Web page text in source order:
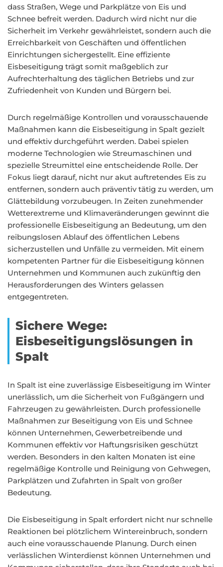
dass Straßen, Wege und Parkplätze von Eis und
Schnee befreit werden. Dadurch wird nicht nur die
Sicherheit im Verkehr gewährleistet, sondern auch die
Erreichbarkeit von Geschäften und öffentlichen
Einrichtungen sichergestellt. Eine effiziente
Eisbeseitigung trägt somit maßgeblich zur
Aufrechterhaltung des täglichen Betriebs und zur
Zufriedenheit von Kunden und Bürgern bei.
Durch regelmäßige Kontrollen und vorausschauende
Maßnahmen kann die Eisbeseitigung in Spalt gezielt
und effektiv durchgeführt werden. Dabei spielen
moderne Technologien wie Streumaschinen und
spezielle Streumittel eine entscheidende Rolle. Der
Fokus liegt darauf, nicht nur akut auftretendes Eis zu
entfernen, sondern auch präventiv tätig zu werden, um
Glättebildung vorzubeugen. In Zeiten zunehmender
Wetterextreme und Klimaveränderungen gewinnt die
professionelle Eisbeseitigung an Bedeutung, um den
reibungslosen Ablauf des öffentlichen Lebens
sicherzustellen und Unfälle zu vermeiden. Mit einem
kompetenten Partner für die Eisbeseitigung können
Unternehmen und Kommunen auch zukünftig den
Herausforderungen des Winters gelassen
entgegentreten.
Sichere Wege:
Eisbeseitigungslösungen in
Spalt
In Spalt ist eine zuverlässige Eisbeseitigung im Winter
unerlässlich, um die Sicherheit von Fußgängern und
Fahrzeugen zu gewährleisten. Durch professionelle
Maßnahmen zur Beseitigung von Eis und Schnee
können Unternehmen, Gewerbetreibende und
Kommunen effektiv vor Haftungsrisiken geschützt
werden. Besonders in den kalten Monaten ist eine
regelmäßige Kontrolle und Reinigung von Gehwegen,
Parkplätzen und Zufahrten in Spalt von großer
Bedeutung.
Die Eisbeseitigung in Spalt erfordert nicht nur schnelle
Reaktionen bei plötzlichem Wintereinbruch, sondern
auch eine vorausschauende Planung. Durch einen
verlässlichen Winterdienst können Unternehmen und